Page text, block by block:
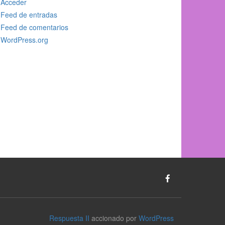
Acceder
Feed de entradas
Feed de comentarios
WordPress.org
Respuesta II accionado por WordPress